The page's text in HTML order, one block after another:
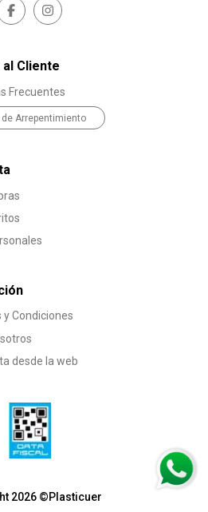
Cliente
Frecuentes
de Arrepentimiento
y Condiciones
desde la web
2026 ©Plasticuer